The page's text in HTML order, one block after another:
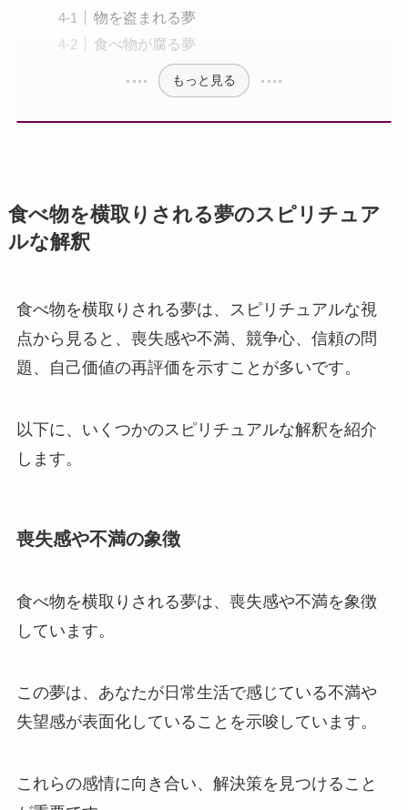
物を盗まれる夢
食べ物が腐る夢
もっと見る
食べ物を横取りされる夢のスピリチュア
ルな解釈
食べ物を横取りされる夢は、スピリチュアルな視
点から見ると、喪失感や不満、競争心、信頼の問
題、自己価値の再評価を示すことが多いです。
以下に、いくつかのスピリチュアルな解釈を紹介
します。
喪失感や不満の象徴
食べ物を横取りされる夢は、喪失感や不満を象徴
しています。
この夢は、あなたが日常生活で感じている不満や
失望感が表面化していることを示唆しています。
これらの感情に向き合い、解決策を見つけること